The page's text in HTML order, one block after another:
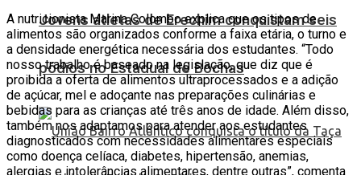
Jovens atletas de Erechim conquistam seis
pódios no Estadual de Bochas
A nutricionista Marina Colombo explica que os tipos de
alimentos são organizados conforme a faixa etária, o turno e
a densidade energética necessária dos estudantes. “Todo
nosso trabalho é baseado na legislação, que diz que é
proibida a oferta de alimentos ultraprocessados e a adição
de açúcar, mel e adoçante nas preparações culinárias e
bebidas para as crianças até três anos de idade. Além disso,
também nos adaptamos para atender aos estudantes
diagnosticados com necessidades alimentares especiais
como doença celíaca, diabetes, hipertensão, anemias,
alergias e intolerâncias alimentares, dentre outras”, comenta